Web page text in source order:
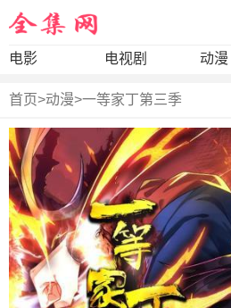
电影 电视剧 动漫
首页>动漫>一等家丁第三季